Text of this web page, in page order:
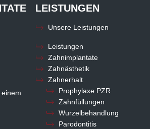
LEISTUNGEN
Unsere Leistungen
Leistungen
Zahnimplantate
Zahnästhetik
Zahnerhalt
Prophylaxe PZR
Zahnfüllungen
Wurzelbehandlung
Parodontitis